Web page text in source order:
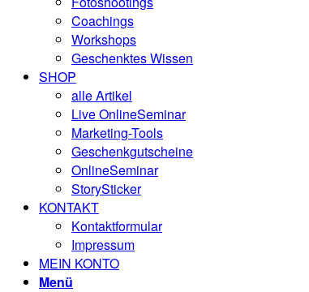
Coachings
Workshops
Geschenktes Wissen
SHOP
alle Artikel
Live OnlineSeminar
Marketing-Tools
Geschenkgutscheine
OnlineSeminar
StorySticker
KONTAKT
Kontaktformular
Impressum
MEIN KONTO
Menü